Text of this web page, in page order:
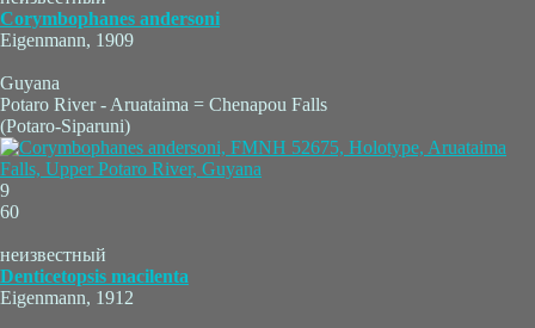
Corymbophanes andersoni
Eigenmann, 1909
Guyana
Potaro River - Aruataima = Chenapou Falls
(Potaro-Siparuni)
9
60
неизвестный
Denticetopsis macilenta
Eigenmann, 1912